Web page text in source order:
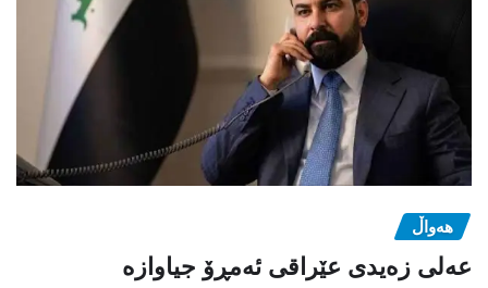
هەواڵ
عەلی زەیدی عێراقی ئەمڕۆ جیاوازە